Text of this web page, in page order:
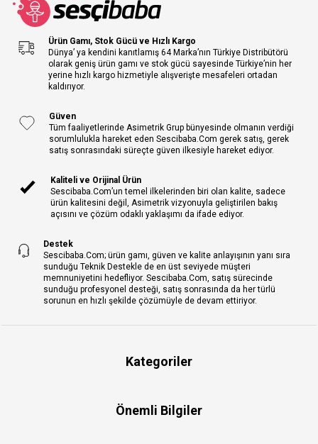
Ürün Gamı, Stok Gücü ve Hızlı Kargo
Dünya’ ya kendini kanıtlamış 64 Marka’nın Türkiye Distribütörü
olarak geniş ürün gamı ve stok gücü sayesinde Türkiye’nin her
yerine hızlı kargo hizmetiyle alışverişte mesafeleri ortadan
kaldırıyor.
Güven
Tüm faaliyetlerinde Asimetrik Grup bünyesinde olmanın verdiği
sorumlulukla hareket eden Sescibaba.Com gerek satış, gerek
satış sonrasındaki süreçte güven ilkesiyle hareket ediyor.
Kaliteli ve Orijinal Ürün
Sescibaba.Com’un temel ilkelerinden biri olan kalite, sadece
ürün kalitesini değil, Asimetrik vizyonuyla geliştirilen bakış
açısını ve çözüm odaklı yaklaşımı da ifade ediyor.
Destek
Sescibaba.Com; ürün gamı, güven ve kalite anlayışının yanı sıra
sunduğu Teknik Destekle de en üst seviyede müşteri
memnuniyetini hedefliyor. Sescibaba.Com, satış sürecinde
sunduğu profesyonel desteği, satış sonrasında da her türlü
sorunun en hızlı şekilde çözümüyle de devam ettiriyor.
Kategoriler
Önemli Bilgiler